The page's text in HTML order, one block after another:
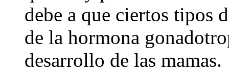
debe a que ciertos tipos
de la hormona
desarrollo de las mamas.